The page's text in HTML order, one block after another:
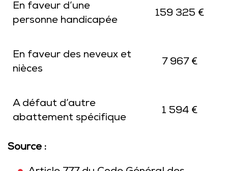
En faveur d’une
personne handicapée
159 325 €
En faveur des neveux et
nièces
7 967 €
A défaut d’autre
abattement spécifique
1 594 €
Source :